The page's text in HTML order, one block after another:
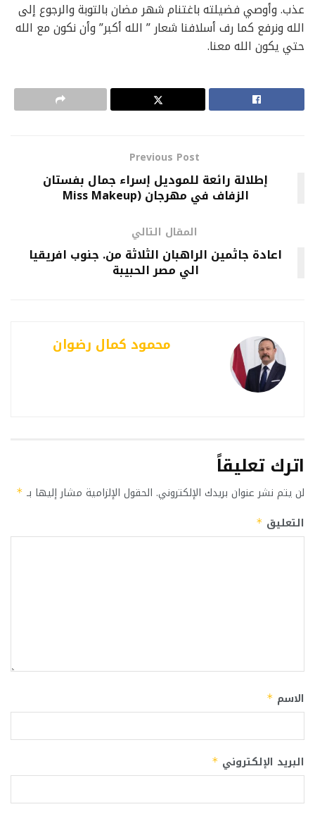
عذب. وأوصي فضيلته باغتنام شهر مضان بالتوبة والرجوع إلى
الله ونرفع كما رف أسلافنا شعار ” الله أكبر” وأن نكون مع الله
حتي يكون الله معنا.
Previous Post
إطلالة رائعة للموديل إسراء جمال بفستان
الزفاف في مهرجان (Miss Makeup
المقال التالي
اعادة جاثمين الراهبان الثلاثة من. جنوب افريقيا
الي مصر الحبيبة
محمود كمال رضوان
اترك تعليقاً
لن يتم نشر عنوان بريدك الإلكتروني. الحقول الإلزامية مشار إليها بـ *
التعليق *
الاسم *
البريد الإلكتروني *